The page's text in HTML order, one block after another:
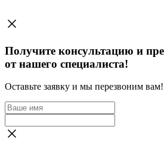
Получите консультацию и
от нашего специалиста!
Оставьте заявку и мы перезвоним вам!